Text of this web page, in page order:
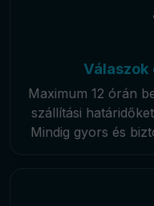
Válaszok
Maximum 12 órán
szállítási
Mindig gyors és